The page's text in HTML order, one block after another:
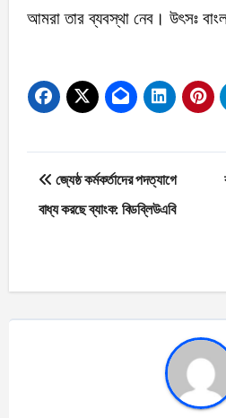
আমরা তার ব্যবস্থা নেব। উৎসঃ
Post
navigation
জ্যেষ্ঠ কর্মকর্তাদের পদত্যাগে
বাধ্য করছে ব্যাংক: বিডব্লিউএবি